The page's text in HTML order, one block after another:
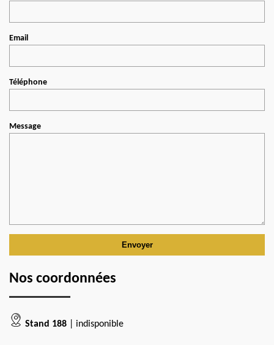
Email
Téléphone
Message
Nos coordonnées
Stand 188 | indisponible